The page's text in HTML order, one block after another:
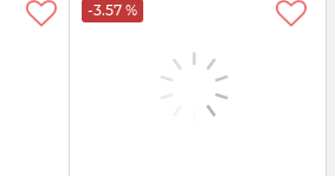
-3.57 %